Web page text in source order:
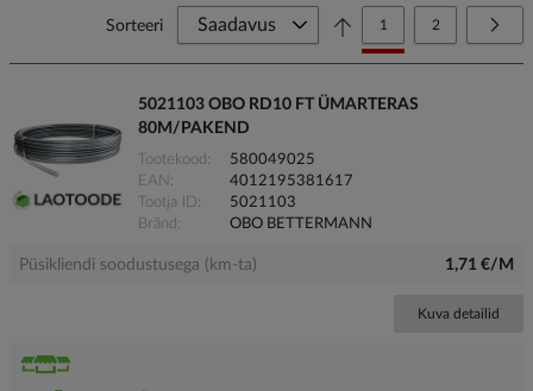
PageYou're currently reading
1 Page
2
Sorteeri
5021103 OBO RD10 FT ÜMARTERAS
80M/PAKEND
Tootekood
580049025
EAN
4012195381617
Tootja ID
5021103
Bränd
OBO BETTERMANN
Püsikliendi soodustusega (km-ta) 1,71 €/M
Kuva detailid